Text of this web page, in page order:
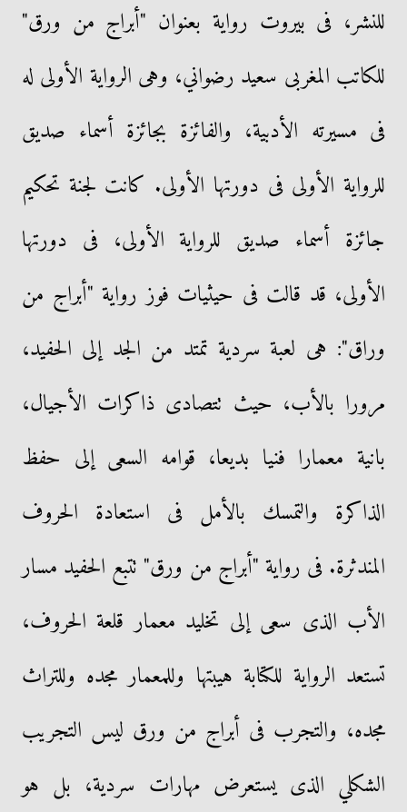
للنشر، فى بيروت رواية بعنوان "أبراج من ورق"
للكاتب المغربى سعيد رضواني، وهى الرواية الأولى له
فى مسيرته الأدبية، والفائزة بجائزة أسماء صديق
للرواية الأولى فى دورتها الأولى. كانت لجنة تحكيم
جائزة أسماء صديق للرواية الأولى، فى دورتها
الأولى، قد قالت فى حيثيات فوز رواية "أبراج من
وراق": هى لعبة سردية تمتد من الجد إلى الحفيد،
مرورا بالأب، حيث تتصادى ذاكرات الأجيال،
بانية معمارا فنيا بديعا، قوامه السعى إلى حفظ
الذاكرة والتمسك بالأمل فى استعادة الحروف
المندثرة. فى رواية "أبراج من ورق" تتبع الحفيد مسار
الأب الذى سعى إلى تخليد معمار قلعة الحروف،
تستعد الرواية للكتابة هيبتها وللمعمار مجده وللتراث
مجده، والتجرب فى أبراج من ورق ليس التجريب
الشكلي الذى يستعرض مهارات سردية، بل هو